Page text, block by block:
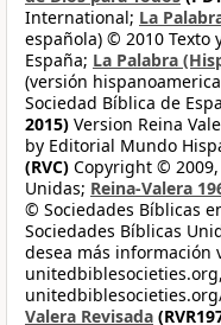
International; La
española) © 2010 Texto
España; La Palabra
(versión
Sociedad Bíblica de
2015) Version Reina
by Editorial Mundo
(RVC) Copyright © 2009,
Unidas; Reina-Valera
© Sociedades Bíblicas
Sociedades Bíblicas
desea más información
Valera Revisada